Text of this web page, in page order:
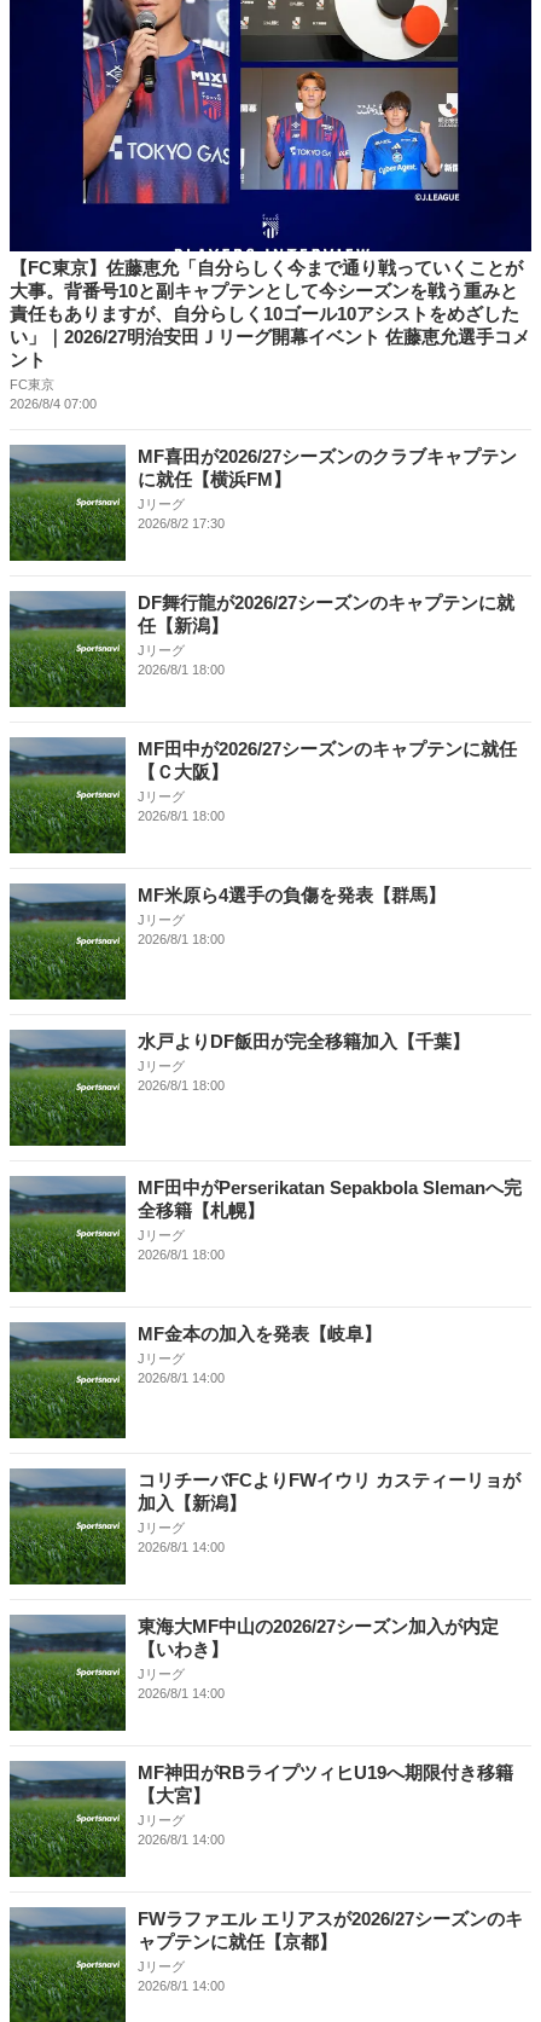
【FC東京】佐藤恵允「自分らしく今まで通り戦っていくことが
大事。背番号10と副キャプテンとして今シーズンを戦う重みと
責任もありますが、自分らしく10ゴール10アシストをめざした
い」｜2026/27明治安田Ｊリーグ開幕イベント 佐藤恵允選手コメ
ント
FC東京
2026/8/4 07:00
MF喜田が2026/27シーズンのクラブキャプテン
に就任【横浜FM】
Jリーグ
2026/8/2 17:30
DF舞行龍が2026/27シーズンのキャプテンに就
任【新潟】
Jリーグ
2026/8/1 18:00
MF田中が2026/27シーズンのキャプテンに就任
【Ｃ大阪】
Jリーグ
2026/8/1 18:00
MF米原ら4選手の負傷を発表【群馬】
Jリーグ
2026/8/1 18:00
水戸よりDF飯田が完全移籍加入【千葉】
Jリーグ
2026/8/1 18:00
MF田中がPerserikatan Sepakbola Slemanへ完
全移籍【札幌】
Jリーグ
2026/8/1 18:00
MF金本の加入を発表【岐阜】
Jリーグ
2026/8/1 14:00
コリチーバFCよりFWイウリ カスティーリョが
加入【新潟】
Jリーグ
2026/8/1 14:00
東海大MF中山の2026/27シーズン加入が内定
【いわき】
Jリーグ
2026/8/1 14:00
MF神田がRBライプツィヒU19へ期限付き移籍
【大宮】
Jリーグ
2026/8/1 14:00
FWラファエル エリアスが2026/27シーズンのキ
ャプテンに就任【京都】
Jリーグ
2026/8/1 14:00